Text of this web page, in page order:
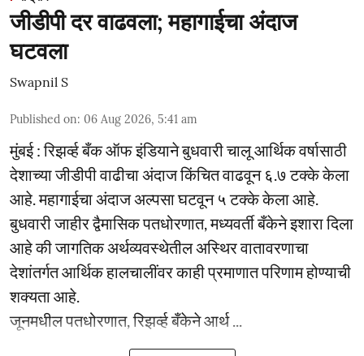
जीडीपी दर वाढवला; महागाईचा अंदाज
घटवला
Swapnil S
Published on: 06 Aug 2026, 5:41 am
मुंबई : रिझर्व्ह बँक ऑफ इंडियाने बुधवारी चालू आर्थिक वर्षासाठी
देशाच्या जीडीपी वाढीचा अंदाज किंचित वाढवून ६.७ टक्के केला
आहे. महागाईचा अंदाज अल्पसा घटवून ५ टक्के केला आहे.
बुधवारी जाहीर द्वैमासिक पतधोरणात, मध्यवर्ती बँकेने इशारा दिला
आहे की जागतिक अर्थव्यवस्थेतील अस्थिर वातावरणाचा
देशांतर्गत आर्थिक हालचालींवर काही प्रमाणात परिणाम होण्याची
शक्यता आहे.
जूनमधील पतधोरणात, रिझर्व्ह बँकेने आर्थ ...